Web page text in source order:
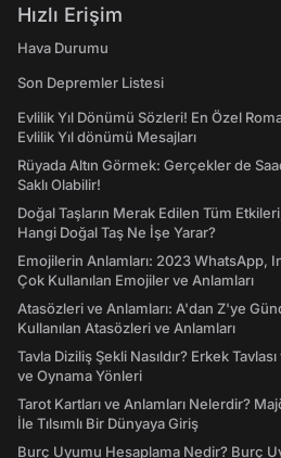
Hızlı Erişim
Hava Durumu
Son Depremler Listesi
Evlilik Yıl Dönümü Sözleri! En Özel
Evlilik Yıl dönümü Mesajları
Rüyada Altın Görmek: Gerçekler de
Saklı Olabilir!
Doğal Taşların Merak Edilen Tüm
Hangi Doğal Taş Ne İşe Yarar?
Emojilerin Anlamları: 2023 WhatsApp,
Çok Kullanılan Emojiler ve Anlamları
Atasözleri ve Anlamları: A'dan Z'ye
Kullanılan Atasözleri ve Anlamları
Tavla Diziliş Şekli Nasıldır? Erkek
ve Oynama Yönleri
Tarot Kartları ve Anlamları Nelerdir?
İle Tılsımlı Bir Dünyaya Giriş
Burç Uyumu Hesaplama Nedir? Burç